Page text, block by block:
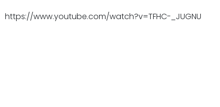
https://www.youtube.com/watch?v=TFHC-_JUGNU